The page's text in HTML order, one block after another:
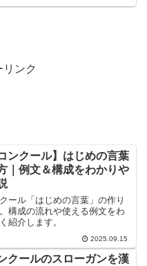
リンク
ンクール】はじめの言葉
｜例文＆構成をわかりや
ール「はじめの言葉」の作り
構成の流れや使える例文をわ
紹介します。
2025.09.15
クールのスローガンを漢